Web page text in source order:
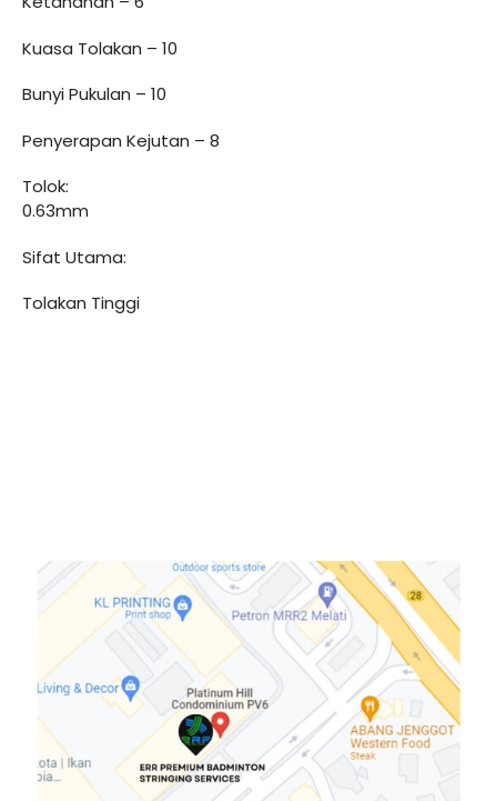
Kuasa Tolakan – 10
Bunyi Pukulan – 10
Penyerapan Kejutan – 8
Tolok:
0.63mm
Sifat Utama:
Tolakan Tinggi